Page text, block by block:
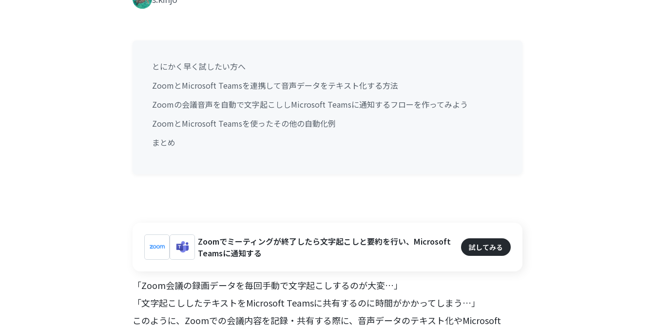
とにかく早く試したい方へ
ZoomとMicrosoft Teamsを連携して音声データをテキスト化する方法
Zoomの会議音声を自動で文字起こししMicrosoft Teamsに通知するフローを作ってみよう
ZoomとMicrosoft Teamsを使ったその他の自動化例
まとめ
Zoomでミーティングが終了したら文字起こしと要約を行い、Microsoft
Teamsに通知する
試してみる
「Zoom会議の録画データを毎回手動で文字起こしするのが大変…」
「文字起こししたテキストをMicrosoft Teamsに共有するのに時間がかかってしまう…」
このように、Zoomでの会議内容を記録・共有する際に、音声データのテキスト化やMicrosoft